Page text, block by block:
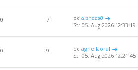
0 7 odaishaaa8
Str 05. Aug 2026 12:33:19
0 9 odagnellaoral
Str 05. Aug 2026 12:21:45